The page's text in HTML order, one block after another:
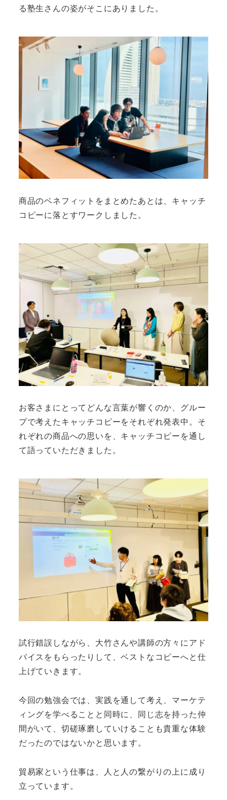
る塾生さんの姿がそこにありました。
商品のベネフィットをまとめたあとは、キャッチ
コピーに落とすワークしました。
お客さまにとってどんな言葉が響くのか、グルー
プで考えたキャッチコピーをそれぞれ発表中。そ
れぞれの商品への思いを、キャッチコピーを通し
て語っていただきました。
試行錯誤しながら、大竹さんや講師の方々にアド
バイスをもらったりして、ベストなコピーへと仕
上げていきます。
今回の勉強会では、実践を通して考え、マーケテ
ィングを学べることと同時に、同じ志を持った仲
間がいて、切磋琢磨していけることも貴重な体験
だったのではないかと思います。
貿易家という仕事は、人と人の繋がりの上に成り
立っています。